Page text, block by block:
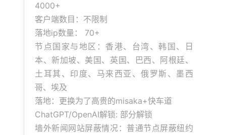
4000+
客户端数目：不限制
落地ip数量： 70+
节点国家与地区：香港、台湾、韩国、日
本、新加坡、美国、英国、巴西、阿根廷、
土耳其、印度、马来西亚、俄罗斯、墨西
哥、埃及
落地：更换为了高贵的misaka+快车道
ChatGPT/OpenAI解锁: 部分解锁
墙外新闻网站屏蔽情况：普通节点屏蔽纽约